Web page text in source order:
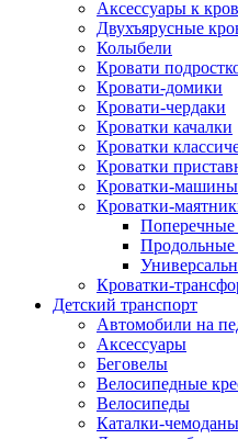
Аксессуары к
Двухъярусные
Колыбели
Кровати
Кровати-домики
Кровати-чердаки
Кроватки качалки
Кроватки
Кроватки
Кроватки-машины
Кроватки-
Поперечные
Продольные
Кроватки-
Детский транспорт
Автомобили на
Аксессуары
Беговелы
Велосипедные
Велосипеды
Каталки-чемоданы